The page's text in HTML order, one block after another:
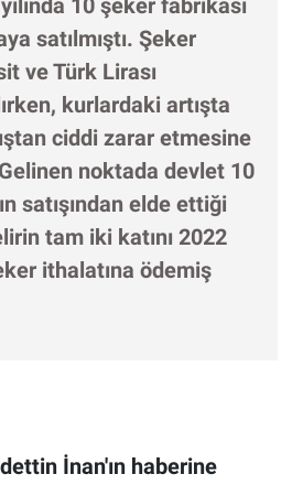
10 şeker fabrikası
satılmıştı. Şeker
ve Türk Lirası
kurlardaki artışta
ciddi zarar etmesine
noktada devlet 10
satışından elde ettiği
tam iki katını 2022
ithalatına ödemiş
İnan'ın haberine